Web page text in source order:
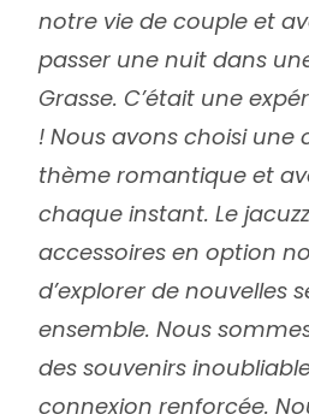
notre vie de couple et
passer une nuit dans
Grasse. C’était une
! Nous avons choisi
thème romantique et
chaque instant. Le
accessoires en option
d’explorer de nouvelles
ensemble. Nous
des souvenirs
connexion renforcée.